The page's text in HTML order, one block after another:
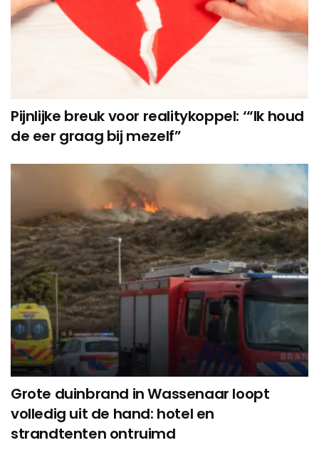
Pijnlijke breuk voor realitykoppel: ‘“Ik houd
de eer graag bij mezelf”
Grote duinbrand in Wassenaar loopt
volledig uit de hand: hotel en
strandtenten ontruimd